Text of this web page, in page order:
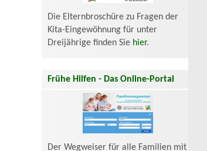
Die Elternbroschüre zu Fragen der
Kita-Eingewöhnung für unter
Dreijährige finden Sie hier.
Frühe Hilfen - Das Online-Portal
Der Wegweiser für alle Familien mit